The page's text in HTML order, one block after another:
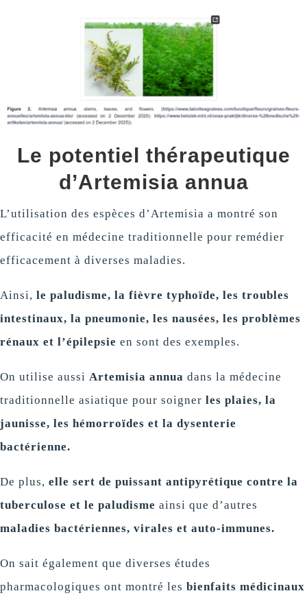
Le potentiel thérapeutique
d’Artemisia annua
L’utilisation des espèces d’Artemisia a montré son
efficacité en médecine traditionnelle pour remédier
efficacement à diverses maladies.
Ainsi, le paludisme, la fièvre typhoïde, les troubles
intestinaux, la pneumonie, les nausées, les problèmes
rénaux et l’épilepsie en sont des exemples.
On utilise aussi Artemisia annua dans la médecine
traditionnelle asiatique pour soigner les plaies, la
jaunisse, les hémorroïdes et la dysenterie
bactérienne.
De plus, elle sert de puissant antipyrétique contre la
tuberculose et le paludisme ainsi que d’autres
maladies bactériennes, virales et auto-immunes.
On sait également que diverses études
pharmacologiques ont montré les bienfaits médicinaux